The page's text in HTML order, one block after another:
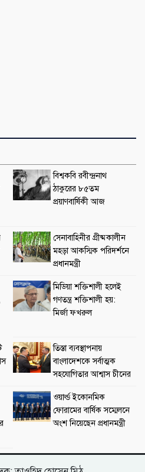
বিশ্বকবি রবীন্দ্রনাথ
ঠাকুরের ৮৫তম
প্রয়াণবার্ষিকী আজ
সেনাবাহিনীর গ্রীষ্মকালীন
মহড়া আকস্মিক পরিদর্শনে
প্রধানমন্ত্রী
মিডিয়া শক্তিশালী হলেই
গণতন্ত্র শক্তিশালী হয়:
মির্জা ফখরুল
তিস্তা ব্যবস্থাপনায়
বাংলাদেশকে সর্বাত্মক
সহযোগিতার আশ্বাস চীনের
ওয়ার্ল্ড ইকোনমিক
ফোরামের বার্ষিক সম্মেলনে
অংশ নিয়েছেন প্রধানমন্ত্রী